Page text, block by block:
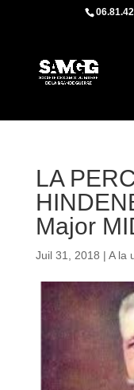
LA
Major
Juil 31, 2018 | A la